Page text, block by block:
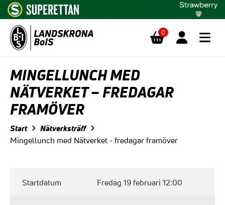
0
MINGELLUNCH MED
NÄTVERKET – FREDAGAR
FRAMÖVER
Start Nätverksträff
Mingellunch med Nätverket - fredagar framöver
Startdatum Fredag 19 februari 12:00